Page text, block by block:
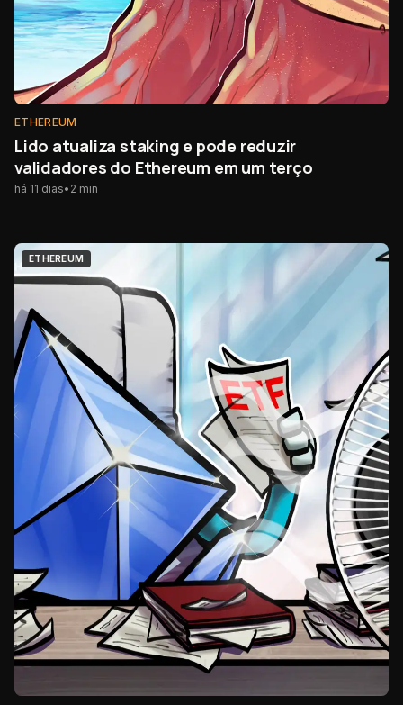
ETHEREUM
Lido atualiza staking e pode reduzir
validadores do Ethereum em um terço
há 11 dias• 2 min
ETHEREUM